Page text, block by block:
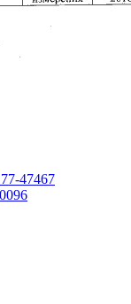
47467